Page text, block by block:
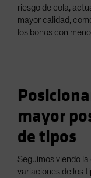
riesgo de cola,
mayor calidad,
los bonos con
mayor
de tipos
Seguimos viendo
variaciones de los